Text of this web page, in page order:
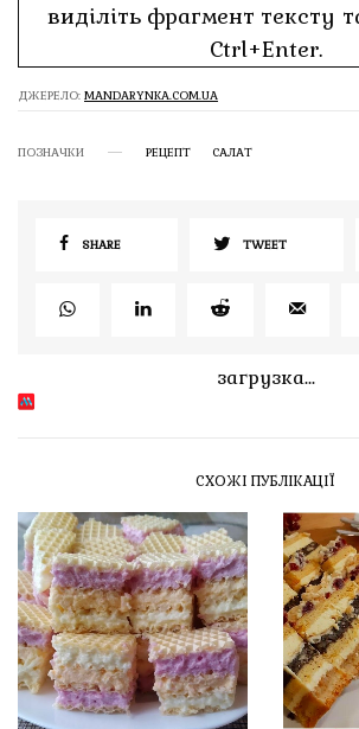
виділіть фрагмент тексту
Ctrl+Enter.
ДЖЕРЕЛО: MANDARYNKA.COM.UA
ПОЗНАЧКИ РЕЦЕПТ САЛАТ
SHARE TWEET
загрузка...
СХОЖІ ПУБЛІКАЦІЇ